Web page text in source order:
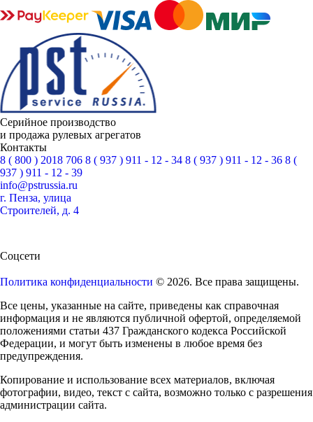
Серийное производство
и продажа рулевых агрегатов
Контакты
8 ( 800 ) 2018 706 8 ( 937 ) 911 - 12 - 34 8 ( 937 ) 911 - 12 - 36 8 (
937 ) 911 - 12 - 39
info@pstrussia.ru
г. Пенза, улица
Строителей, д. 4
Соцсети
Политика конфиденциальности © 2026. Все права защищены.
Все цены, указанные на сайте, приведены как справочная
информация и не являются публичной офертой, определяемой
положениями статьи 437 Гражданского кодекса Российской
Федерации, и могут быть изменены в любое время без
предупреждения.
Копирование и использование всех материалов, включая
фотографии, видео, текст с сайта, возможно только с разрешения
администрации сайта.